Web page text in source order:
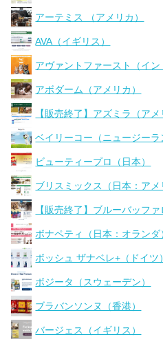
アーテミス （アメリカ）
AVA（イギリス）
アヴァントファースト（イン
アボダーム（アメリカ）
【販売終了】アズミラ（アメ
ベイリーコー（ニュージーラ
ビューティープロ（日本）
ブリスミックス（日本：アメ
【販売終了】ブルーバッファ
ボナペティ（日本：オランダ
ボッシュ ザナベレ+（ドイツ）
ボジータ（スウェーデン）
ブラバンソンヌ（香港）
バージェス（イギリス）